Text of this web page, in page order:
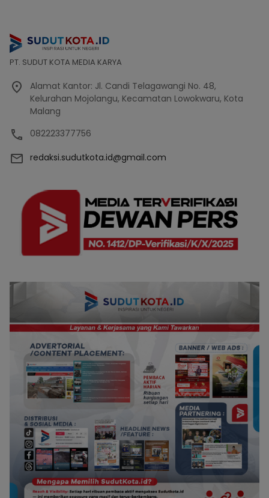
PT. SUDUT KOTA MEDIA KARYA
Alamat Kantor: Jl. Candi Telagawangi No. 48,
Kelurahan Mojolangu, Kecamatan Lowokwaru, Kota
Malang
082223377756
redaksi.sudutkota.id@gmail.com